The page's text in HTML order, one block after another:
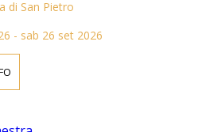
di San Pietro
- sab 26 set 2026